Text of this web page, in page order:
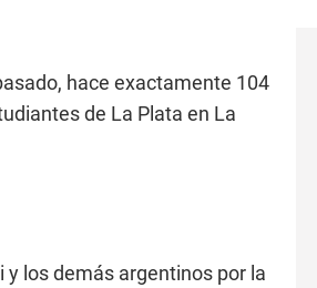
hace exactamente 104
de La Plata en La
los demás argentinos por la